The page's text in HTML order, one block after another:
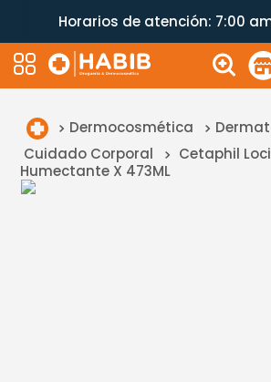
Horarios de atención: 7:00
Dermocosmética
Cuidado Corporal
Cetaphil
Humectante X 473ML